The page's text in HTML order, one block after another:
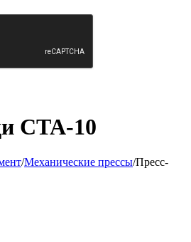
СТА-10
/Механические прессы/Пресс-